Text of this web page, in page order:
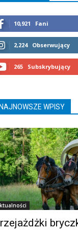
10,921 Fani
2,224 Obserwujący
265 Subskrybujący
WPISY